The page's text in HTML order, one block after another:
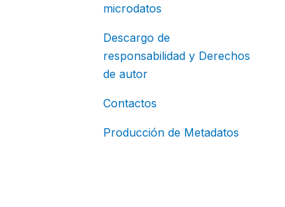
microdatos
Descargo de
responsabilidad y Derechos
de autor
Contactos
Producción de Metadatos